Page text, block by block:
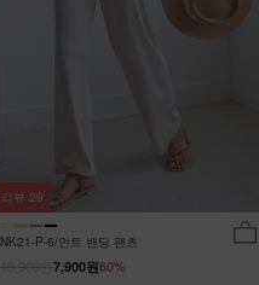
NK21-P-6/인트 밴딩 팬츠
60%
7,900원
리뷰 29